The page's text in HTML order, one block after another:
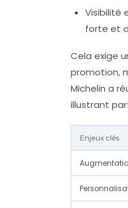
Visibilité
forte et
Cela exige
promotion,
Michelin a
illustrant
Enjeux clés